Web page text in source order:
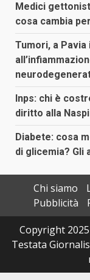
Medici
cosa cambia
Tumori, a
Inps: chi è
diritto alla Naspi
Diabete: cosa
di glicemia? Gli
Chi siamo
Pubblicità
Copyright
Testata